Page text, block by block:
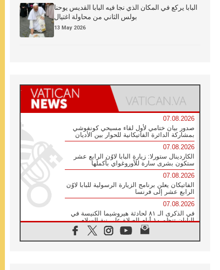
البابا يركع في المكان الذي نجا فيه البابا القديس يوحنا
بولس الثاني من محاولة اغتيال
13 May 2026
07.08.2026
صدور بيان ختامي لأول لقاء مسيحي كونفوشي
بمشاركة الدائرة الفاتيكانية للحوار بين الأديان
07.08.2026
الكاردينال ستورلا: زيارة البابا لاوُن الرابع عشر
ستكون بشرى سارة للأوروغواي بأكملها
07.08.2026
الفاتيكان يعلن برنامج الزيارة الرسولية للبابا لاوُن
الرابع عشر إلى فرنسا
07.08.2026
في الذكرى الـ ٨١ لحادثة هيروشيما الكنيسة في
اليابان تنظم ١٠ أيام للصلاة على نية السلام
الكنيسة في الأوروغواي: زيارة البابا ستعزز